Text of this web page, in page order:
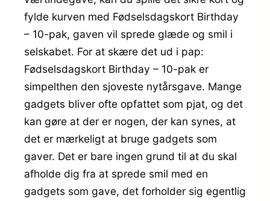
fylde kurven med Fødselsdagskort Birthday
– 10-pak, gaven vil sprede glæde og smil i
selskabet. For at skære det ud i pap:
Fødselsdagskort Birthday – 10-pak er
simpelthen den sjoveste nytårsgave. Mange
gadgets bliver ofte opfattet som pjat, og det
kan gøre at der er nogen, der kan synes, at
det er mærkeligt at bruge gadgets som
gaver. Det er bare ingen grund til at du skal
afholde dig fra at sprede smil med en
gadgets som gave, det forholder sig egentlig